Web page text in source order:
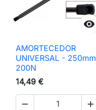

AMORTECEDOR
UNIVERSAL - 250mm
200N
14,49 €
 